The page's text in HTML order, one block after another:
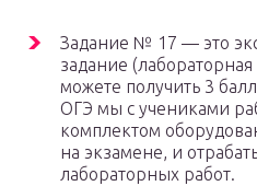
Задание № 17 — это
задание
можете получить 3
ОГЭ мы с учениками
комплектом
на экзамене, и
лабораторных работ.